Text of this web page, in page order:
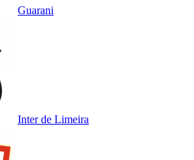
Guarani
Inter de Limeira